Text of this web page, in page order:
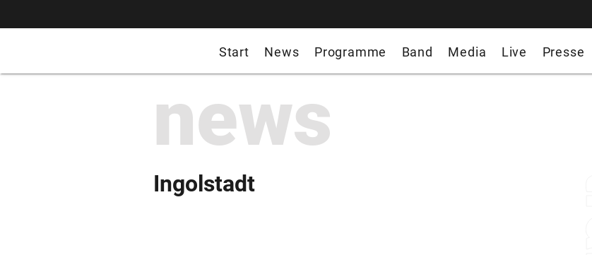
Start News Programme Band Media Live Presse
news
Ingolstadt